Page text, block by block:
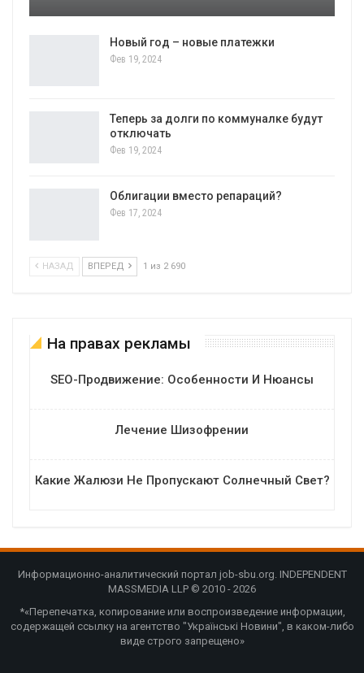
Новый год – новые платежки
Фев 19, 2024
Теперь за долги по коммуналке будут
отключать
Фев 19, 2024
Облигации вместо репараций?
Фев 17, 2024
НАЗАД ВПЕРЕД 1 из 2 690
На правах рекламы
SEO-Продвижение: Особенности И Нюансы
Лечение Шизофрении
Какие Жалюзи Не Пропускают Солнечный Свет?
Информационно-аналитический портал job-sbu.org. INDEPENDENT
MASSMEDIA LLP © 2010 - 2026
*«Перепечатка, копирование или воспроизведение информации,
содержащей ссылку на агентство "Українські Новини", в каком-либо
виде строго запрещено»